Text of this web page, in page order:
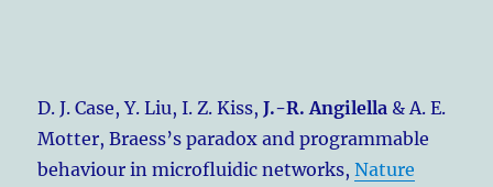
D. J. Case, Y. Liu, I. Z. Kiss,J.-R. Angilella & A. E.
Motter, Braess’s paradox and programmable
behaviour in microfluidic networks,Nature